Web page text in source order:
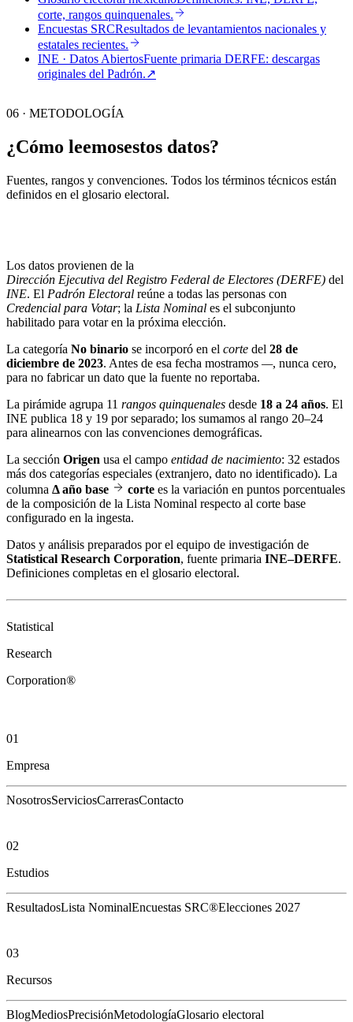
corte, rangos quinquenales.
Encuestas SRCResultados de levantamientos nacionales y
estatales recientes.
INE · Datos AbiertosFuente primaria DERFE: descargas
originales del Padrón.↗︎
06 · METODOLOGÍA
¿Cómo leemosestos datos?
Fuentes, rangos y convenciones. Todos los términos técnicos están
definidos en el glosario electoral.
Los datos provienen de la
Dirección Ejecutiva del Registro Federal de Electores (DERFE) del
INE. El Padrón Electoral reúne a todas las personas con
Credencial para Votar; la Lista Nominal es el subconjunto
habilitado para votar en la próxima elección.
La categoría No binario se incorporó en el corte del 28 de
diciembre de 2023. Antes de esa fecha mostramos —, nunca cero,
para no fabricar un dato que la fuente no reportaba.
La pirámide agrupa 11 rangos quinquenales desde 18 a 24 años. El
INE publica 18 y 19 por separado; los sumamos al rango 20–24
para alinearnos con las convenciones demográficas.
La sección Origen usa el campo entidad de nacimiento: 32 estados
más dos categorías especiales (extranjero, dato no identificado). La
columna Δ año base corte es la variación en puntos porcentuales
de la composición de la Lista Nominal respecto al corte base
configurado en la ingesta.
Datos y análisis preparados por el equipo de investigación de
Statistical Research Corporation, fuente primaria INE–DERFE.
Definiciones completas en el glosario electoral.
Statistical
Research
Corporation®
01
Empresa
NosotrosServiciosCarrerasContacto
02
Estudios
ResultadosLista NominalEncuestas SRC®Elecciones 2027
03
Recursos
BlogMediosPrecisiónMetodologíaGlosario electoral